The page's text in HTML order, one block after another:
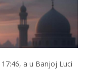
a u Banjoj Luci